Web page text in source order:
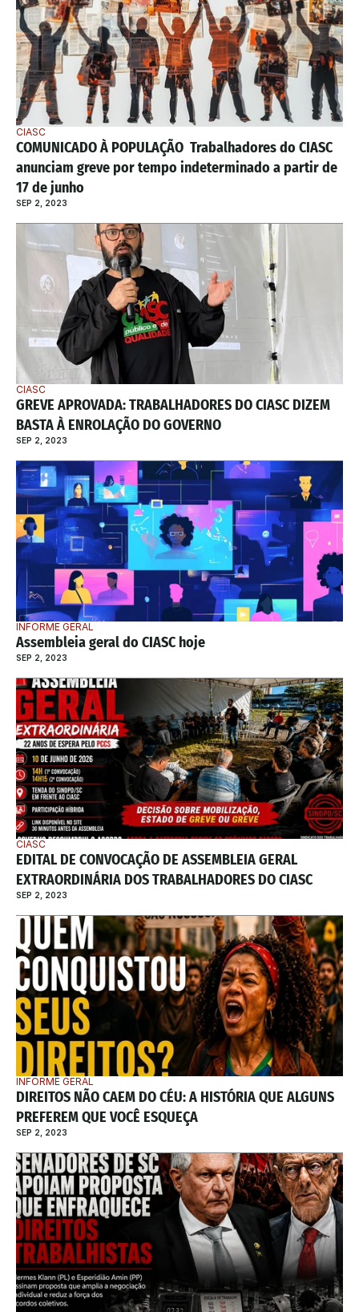
CIASC
COMUNICADO À POPULAÇÃO  Trabalhadores do CIASC
anunciam greve por tempo indeterminado a partir de
17 de junho
SEP 2, 2023
CIASC
GREVE APROVADA: TRABALHADORES DO CIASC DIZEM
BASTA À ENROLAÇÃO DO GOVERNO
SEP 2, 2023
INFORME GERAL
Assembleia geral do CIASC hoje
SEP 2, 2023
CIASC
EDITAL DE CONVOCAÇÃO DE ASSEMBLEIA GERAL
EXTRAORDINÁRIA DOS TRABALHADORES DO CIASC
SEP 2, 2023
INFORME GERAL
DIREITOS NÃO CAEM DO CÉU: A HISTÓRIA QUE ALGUNS
PREFEREM QUE VOCÊ ESQUEÇA
SEP 2, 2023